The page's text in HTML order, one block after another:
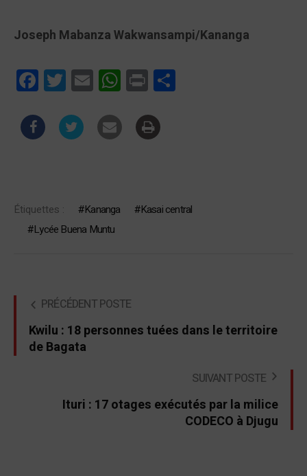
Joseph Mabanza Wakwansampi/Kananga
FacebookTwitterEmail WhatsApp
Print
Étiquettes : Kananga
Kasai central
Lycée Buena Muntu
PRÉCÉDENT POSTE
Kwilu : 18 personnes tuées dans le territoire
de Bagata
SUIVANT POSTE
Ituri : 17 otages exécutés par la milice
CODECO à Djugu